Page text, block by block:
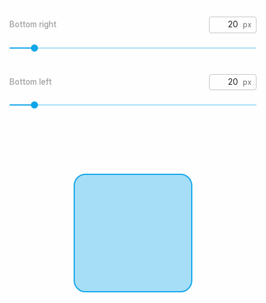
Bottom right
Bottom left